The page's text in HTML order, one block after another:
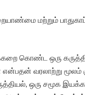
மற்றும்
கொண்ட ஒரு
வரலாற்று மூலம்
ஒரு சமூக